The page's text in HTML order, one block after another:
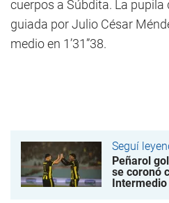
cuerpos a Súbdita. La pupila
guiada por Julio César
medio en 1’31”38.
Seguí
Peñarol
se coronó
Intermedio